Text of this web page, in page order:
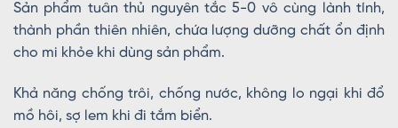
Sản phẩm tuân thủ nguyên tắc 5-0 vô cùng lành tính,
thành phần thiên nhiên, chứa lượng dưỡng chất ổn định
cho mi khỏe khi dùng sản phẩm.
Khả năng chống trôi, chống nước, không lo ngại khi đổ
mồ hôi, sợ lem khi đi tắm biển.